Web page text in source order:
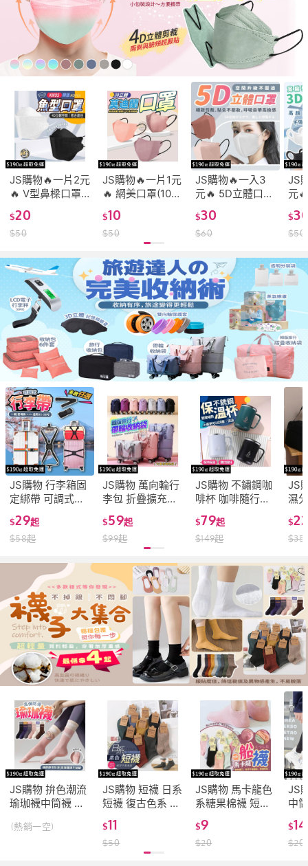
JS購物🔥一片2元
🔥 V型鼻樑口罩
(10片/包) 獨立包
裝 口罩 韓版魚型
口罩 KF94口罩
罩 立體口罩 防塵
口罩 莫蘭迪口罩
3D口罩
$20
$50
JS購物🔥一片1元
🔥 網美口罩(10
片/包) 9D口罩 莫
蘭迪彩色3D立體
口罩 修飾臉型 久
透氣 一次性口罩
防塵口罩 三層
$10
$50
JS購物🔥一入3
元🔥 5D立體口罩
獨立包裝 版型偏
大 透氣日系KF94
莫蘭迪成人防護
型口罩
$30
$60
JS
元
口
性
樑
口
$
$50
JS購物 行李箱固
定綁帶 可調式行
本款/十字款密碼
鎖/八字綁帶款 行
帶 固定帶
$29起
$58起
JS購物 萬向輪行
李包 折疊擴充旅
行李袋 旅行包 乾
濕分離包 行李包
防水旅行袋 健身
包運動包
$59起
$99起
JS購物 不鏽鋼咖
啡杯 咖啡隨行杯
行杯 吸管杯 水壺
馬克杯 環保杯 隨
室好物
$79起
$149起
JS
濕
健
珈
背
$
$
JS購物 拚色潮流
瑜珈襪中筒襪 素
襪 止滑襪 運動襪
(熱銷一空)
JS購物 短襪 日系
短襪 復古色系 復
子 女襪 短襪 全棉
純色短襪 棉質隱
形襪子 耐穿耐用
$11
$50
JS購物 馬卡龍色
系糖果棉襪 短襪
糖果棉襪 日韓純
棉 純色 吸汗 防臭
$9
$20
JS
中
長
毛
$14
$20